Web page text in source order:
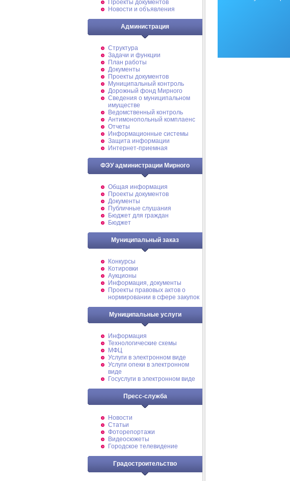
Проекты документов
Новости и объявления
Администрация
Структура
Задачи и функции
План работы
Документы
Проекты документов
Муниципальный контроль
Дорожный фонд Мирного
Cведения о муниципальном
имуществе
Ведомственный контроль
Антимонопольный комплаенс
Отчеты
Информационные системы
Защита информации
Интернет-приемная
ФЭУ администрации Мирного
Общая информация
Проекты документов
Документы
Публичные слушания
Бюджет для граждан
Бюджет
Муниципальный заказ
Конкурсы
Котировки
Аукционы
Информация, документы
Проекты правовых актов о
нормировании в сфере закупок
Муниципальные услуги
Информация
Технологические схемы
МФЦ
Услуги в электронном виде
Услуги опеки в электронном
виде
Госуслуги в электронном виде
Пресс-служба
Новости
Статьи
Фоторепортажи
Видеосюжеты
Городское телевидение
Градостроительство